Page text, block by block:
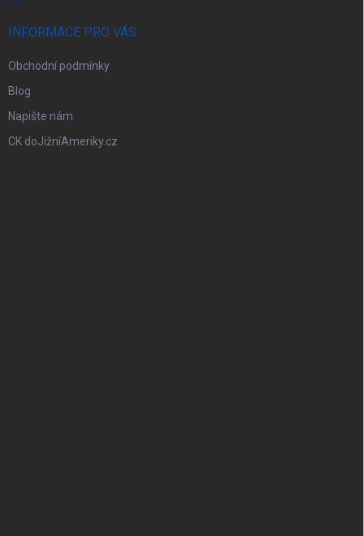
INFORMACE PRO VÁS
Obchodní podmínky
Blog
Napište nám
CK doJižníAmeriky.cz